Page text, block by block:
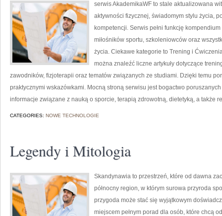
serwis AkademikaWF to stale aktualizowana
aktywności fizycznej, świadomym stylu życia,
kompetencji. Serwis pełni funkcję
miłośników sportu, szkoleniowców oraz
życia. Ciekawe kategorie to Trening i
można znaleźć liczne artykuły dotyczące
zawodników, fizjoterapii oraz tematów związanych ze studiami. Dzięki temu
praktycznymi wskazówkami. Mocną stroną serwisu jest bogactwo
informacje związane z nauką o sporcie, terapią zdrowotną, dietetyką, a także
CATEGORIES: NOWE TECHNOLOGIE
Legendy i Mitologia
Skandynawia to przestrzeń, które od dawna
północny region, w którym surowa przyroda
przygoda może stać się wyjątkowym
miejscem pełnym porad dla osób, które chcą